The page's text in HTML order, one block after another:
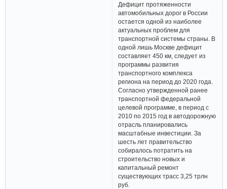
Дефицит протяженности
автомобильных дорог в России
остается одной из наиболее
актуальных проблем для
транспортной системы страны. В
одной лишь Москве дефицит
составляет 450 км, следует из
программы развития
транспортного комплекса
региона на период до 2020 года.
Согласно утвержденной ранее
транспортной федеральной
целевой программе, в период с
2010 по 2015 год в автодорожную
отрасль планировались
масштабные инвестиции. За
шесть лет правительство
собиралось потратить на
строительство новых и
капитальный ремонт
существующих трасс 3,25 трлн
руб.